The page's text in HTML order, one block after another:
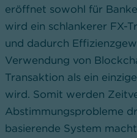
eröffnet sowohl für
wird ein schlankerer FX-
und dadurch
Verwendung von
Transaktion als ein
wird. Somit werden
Abstimmungsprobleme
basierende System